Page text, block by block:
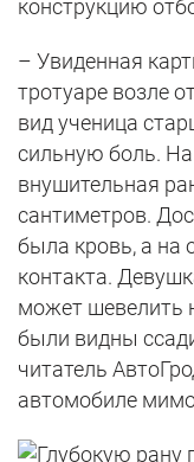
конструкцию
– Увиденная
тротуаре возле
вид ученица
сильную боль.
внушительная
сантиметров.
была кровь, а на
контакта.
может шевелить
были видны
читатель
автомобиле